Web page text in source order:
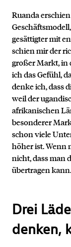
Ruanda
gesättigter mit
schien mir der
großer Markt, in
ich das Gefühl,
denke ich, dass
weil der
afrikanischen
besonderer
schon viele
höher ist. Wenn
nicht, dass man
übertragen kann.
Drei
denken,